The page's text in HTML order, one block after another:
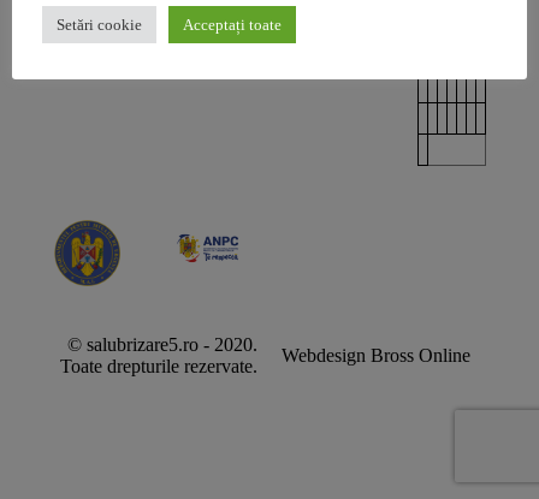
© salubrizare5.ro - 2020.
Toate drepturile rezervate.
Webdesign Bross Online
Setări cookie Acceptați toate